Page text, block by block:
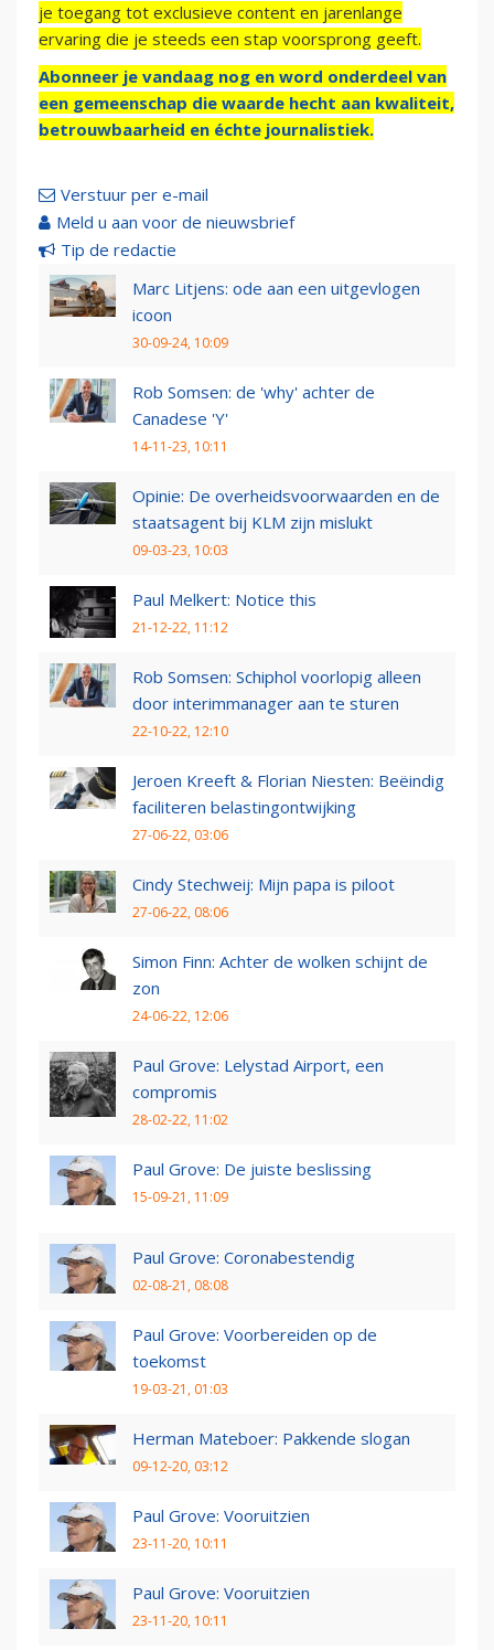
je toegang tot exclusieve content en jarenlange
ervaring die je steeds een stap voorsprong geeft.
Abonneer je vandaag nog en word onderdeel van
een gemeenschap die waarde hecht aan kwaliteit,
betrouwbaarheid en échte journalistiek.
Verstuur per e-mail
Meld u aan voor de nieuwsbrief
Tip de redactie
Marc Litjens: ode aan een uitgevlogen
icoon
30-09-24, 10:09
Rob Somsen: de 'why' achter de
Canadese 'Y'
14-11-23, 10:11
Opinie: De overheidsvoorwaarden en de
staatsagent bij KLM zijn mislukt
09-03-23, 10:03
Paul Melkert: Notice this
21-12-22, 11:12
Rob Somsen: Schiphol voorlopig alleen
door interimmanager aan te sturen
22-10-22, 12:10
Jeroen Kreeft & Florian Niesten: Beëindig
faciliteren belastingontwijking
27-06-22, 03:06
Cindy Stechweij: Mijn papa is piloot
27-06-22, 08:06
Simon Finn: Achter de wolken schijnt de
zon
24-06-22, 12:06
Paul Grove: Lelystad Airport, een
compromis
28-02-22, 11:02
Paul Grove: De juiste beslissing
15-09-21, 11:09
Paul Grove: Coronabestendig
02-08-21, 08:08
Paul Grove: Voorbereiden op de
toekomst
19-03-21, 01:03
Herman Mateboer: Pakkende slogan
09-12-20, 03:12
Paul Grove: Vooruitzien
23-11-20, 10:11
Paul Grove: Vooruitzien
23-11-20, 10:11